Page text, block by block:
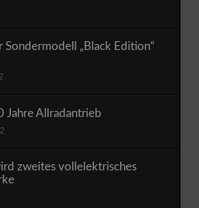
Sondermodell „Black Edition“
Jahre Allradantrieb
zweites vollelektrisches